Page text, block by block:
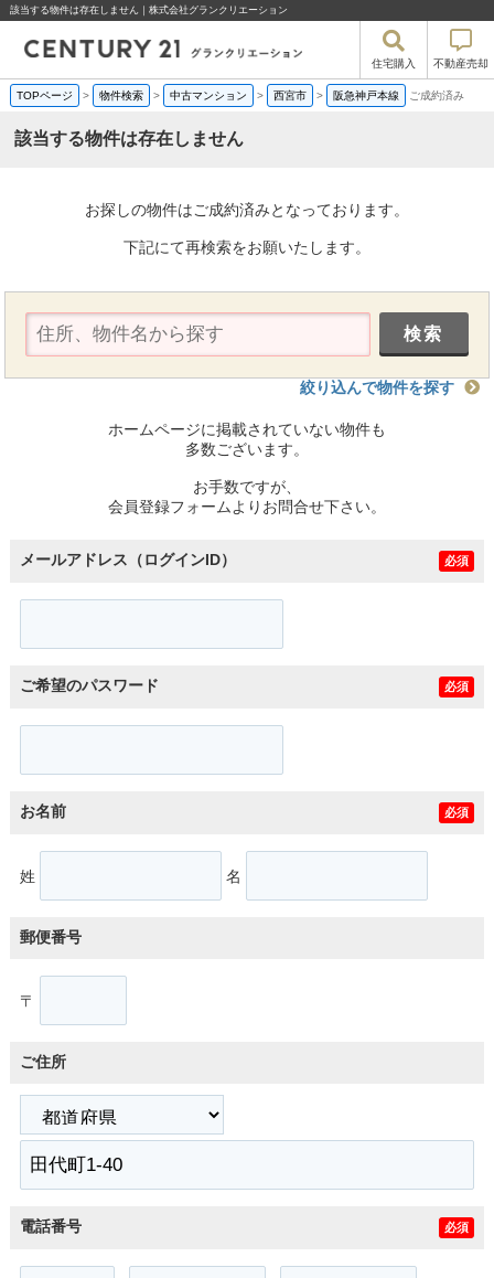
該当する物件は存在しません｜株式会社グランクリエーション
住宅購入 不動産売却
TOPページ > 物件検索 > 中古マンション > 西宮市 > 阪急神戸本線 ご成約済み
該当する物件は存在しません
お探しの物件はご成約済みとなっております。
下記にて再検索をお願いたします。
絞り込んで物件を探す
ホームページに掲載されていない物件も
多数ございます。
お手数ですが、
会員登録フォームよりお問合せ下さい。
メールアドレス（ログインID） 必須
ご希望のパスワード 必須
お名前 必須
姓 名
郵便番号
〒
ご住所
電話番号 必須